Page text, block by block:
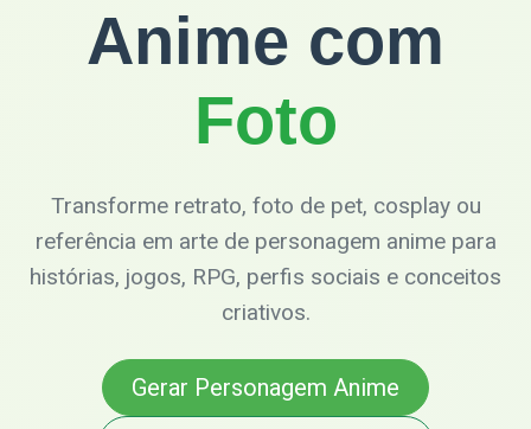
Anime com
Foto
Transforme retrato, foto de pet, cosplay ou
referência em arte de personagem anime para
histórias, jogos, RPG, perfis sociais e conceitos
criativos.
Gerar Personagem Anime